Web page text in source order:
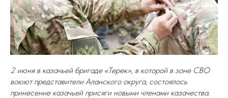
2 июня в казачьей бригаде «Терек», в которой в зоне СВО
воюют представители Аланского округа, состоялось
принесение казачьей присяги новыми членами казачества.